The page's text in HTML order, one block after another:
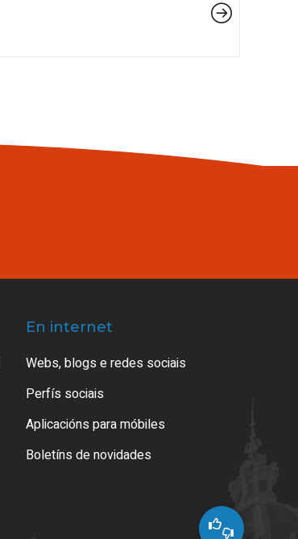
En internet
Webs, blogs e redes sociais
Perfís sociais
Aplicacións para móbiles
Boletíns de novidades